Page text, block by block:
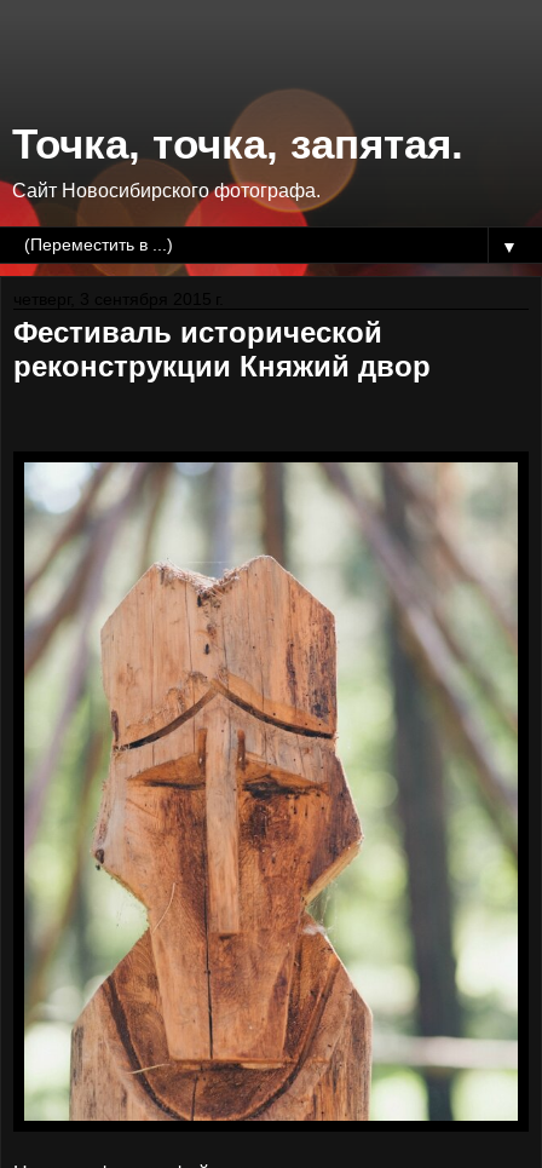
Точка, точка, запятая.
Сайт Новосибирского фотографа.
▼
Фестиваль исторической
реконструкции Княжий двор